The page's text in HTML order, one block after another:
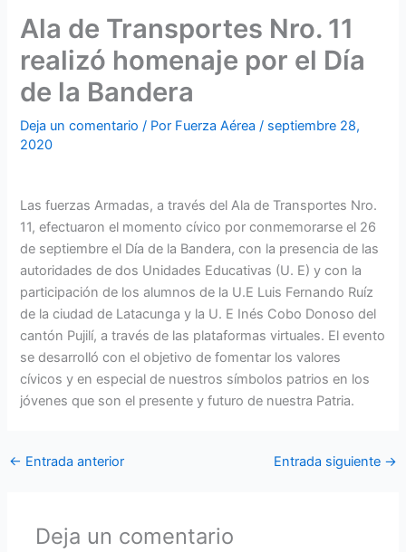
Ala de Transportes Nro. 11
realizó homenaje por el Día
de la Bandera
Deja un comentario / Por Fuerza Aérea/ septiembre 28,
2020
Las fuerzas Armadas, a través del Ala de Transportes Nro.
11, efectuaron el momento cívico por conmemorarse el 26
de septiembre el Día de la Bandera, con la presencia de las
autoridades de dos Unidades Educativas (U. E) y con la
participación de los alumnos de la U.E Luis Fernando Ruíz
de la ciudad de Latacunga y la U. E Inés Cobo Donoso del
cantón Pujilí, a través de las plataformas virtuales. El evento
se desarrolló con el objetivo de fomentar los valores
cívicos y en especial de nuestros símbolos patrios en los
jóvenes que son el presente y futuro de nuestra Patria.
← Entrada anterior Entrada siguiente →
Deja un comentario